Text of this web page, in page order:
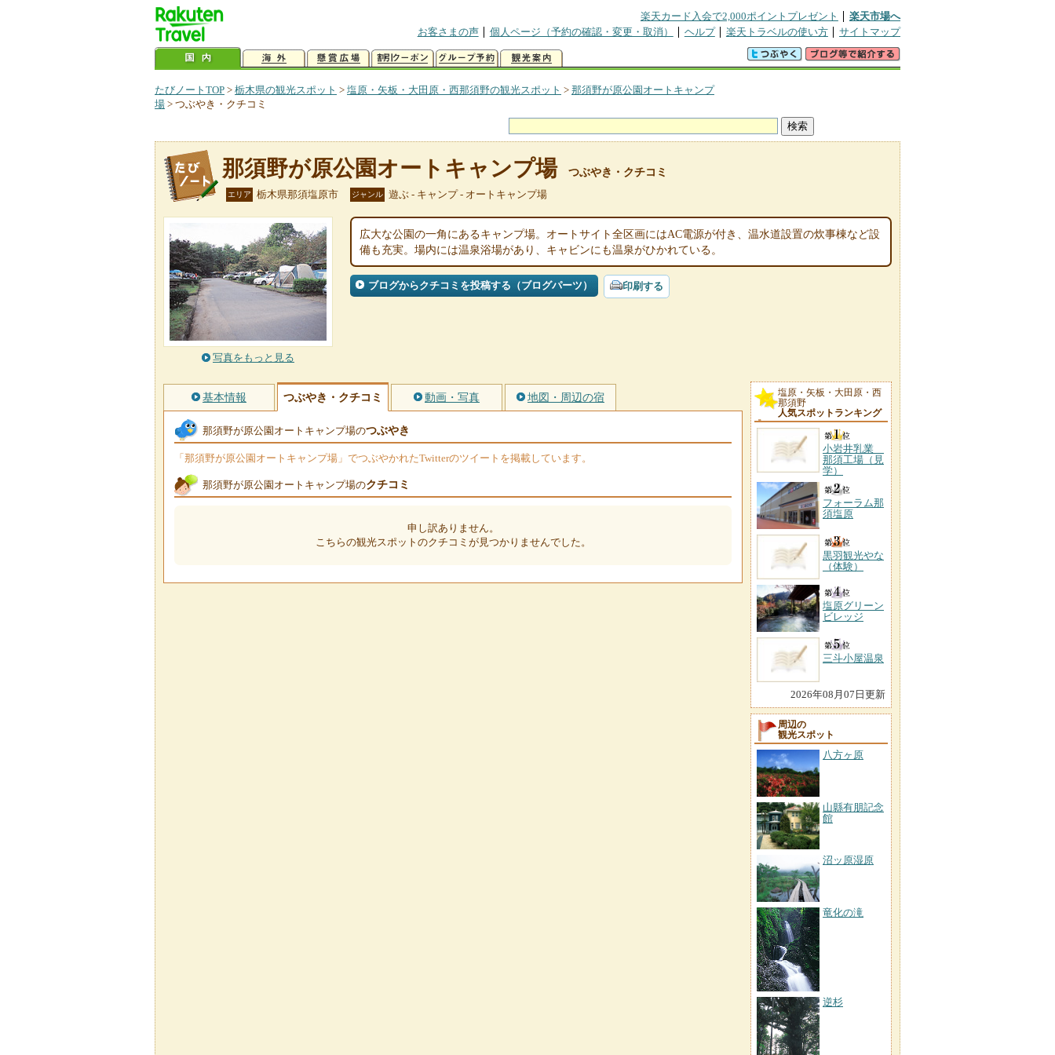
楽天カード入会で2,000ポイントプレゼント
楽天市場へ
お客さまの声
個人ページ（予約の確認・変更・取消） ヘルプ 楽天トラベルの使い方 サイトマップ
たびノートTOP > 栃木県の観光スポット > 塩原・矢板・大田原・西那須野の観光スポット > 那須野が原公園オートキャンプ
場 > つぶやき・クチコミ
那須野が原公園オートキャンプ場 つぶやき・クチコミ
エリア 栃木県那須塩原市 ジャンル 遊ぶ - キャンプ - オートキャンプ場
写真をもっと見る
広大な公園の一角にあるキャンプ場。オートサイト全区画にはAC電源が付き、温水道設置の炊事棟など設
備も充実。場内には温泉浴場があり、キャビンにも温泉がひかれている。
ブログからクチコミを投稿する（ブログパーツ） 印刷する
基本情報 つぶやき・クチコミ 動画・写真 地図・周辺の宿
那須野が原公園オートキャンプ場のつぶやき
「那須野が原公園オートキャンプ場」でつぶやかれたTwitterのツイートを掲載しています。
那須野が原公園オートキャンプ場のクチコミ
申し訳ありません。
こちらの観光スポットのクチコミが見つかりませんでした。
塩原・矢板・大田原・西
那須野
人気スポットランキング
小岩井乳業
那須工場（見
学）
フォーラム那
須塩原
黒羽観光やな
（体験）
塩原グリーン
ビレッジ
三斗小屋温泉
2026年08月07日更新
周辺の
観光スポット
八方ヶ原
山縣有朋記念
館
沼ッ原湿原
竜化の滝
逆杉